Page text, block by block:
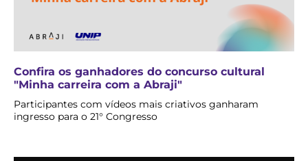
Confira os ganhadores do concurso cultural
"Minha carreira com a Abraji"
Participantes com vídeos mais criativos ganharam
ingresso para o 21° Congresso